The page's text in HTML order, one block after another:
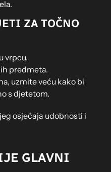
ZA TOČNO
vrpcu.
predmeta.
uzmite veću kako bi
s djetetom.
osjećaja udobnosti i
GLAVNI